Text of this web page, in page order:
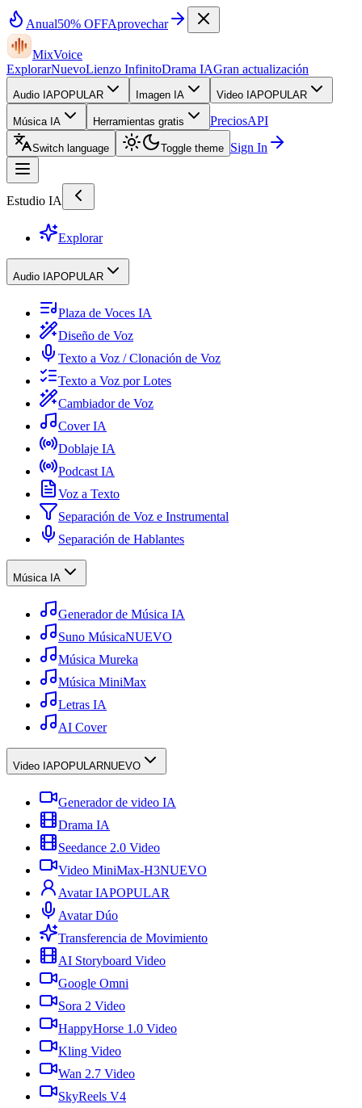
Anual50% OFFAprovechar
MixVoice
ExplorarNuevoLienzo InfinitoDrama IAGran actualización
Audio IAPOPULAR Imagen IA Video IAPOPULAR
Música IA Herramientas gratis PreciosAPI
Switch language Toggle theme Sign In
Estudio IA
Explorar
Audio IAPOPULAR
Plaza de Voces IA
Diseño de Voz
Texto a Voz / Clonación de Voz
Texto a Voz por Lotes
Cambiador de Voz
Cover IA
Doblaje IA
Podcast IA
Voz a Texto
Separación de Voz e Instrumental
Separación de Hablantes
Música IA
Generador de Música IA
Suno MúsicaNUEVO
Música Mureka
Música MiniMax
Letras IA
AI Cover
Video IAPOPULARNUEVO
Generador de video IA
Drama IA
Seedance 2.0 Video
Video MiniMax-H3NUEVO
Avatar IAPOPULAR
Avatar Dúo
Transferencia de Movimiento
AI Storyboard Video
Google Omni
Sora 2 Video
HappyHorse 1.0 Video
Kling Video
Wan 2.7 Video
SkyReels V4